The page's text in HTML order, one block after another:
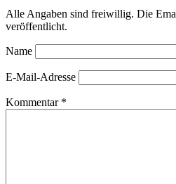
Alle Angaben sind freiwillig. Die
veröffentlicht.
Name
E-Mail-Adresse
Kommentar *